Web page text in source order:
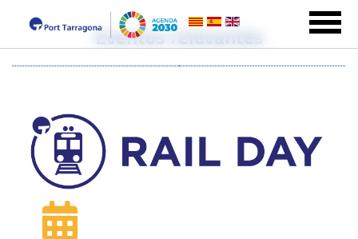
Eventos relevantes